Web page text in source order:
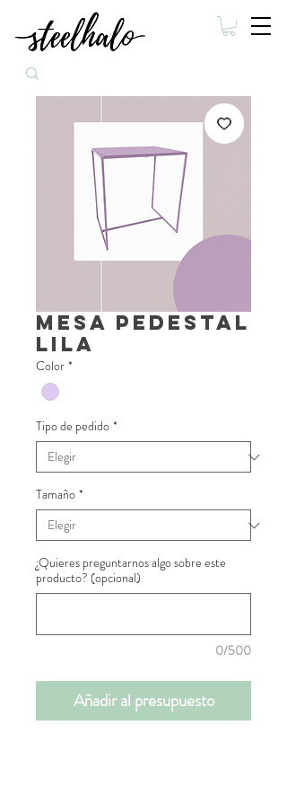
Mesa Pedestal
Lila
Color *
Tipo de pedido *
Tamaño *
¿Quieres preguntarnos algo sobre este
producto? (opcional)
0/500
Añadir al presupuesto